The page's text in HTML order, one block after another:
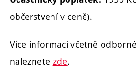
občerstvení v ceně).
Více informací včetně
naleznete zde.